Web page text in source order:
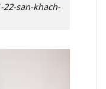
san-khach-